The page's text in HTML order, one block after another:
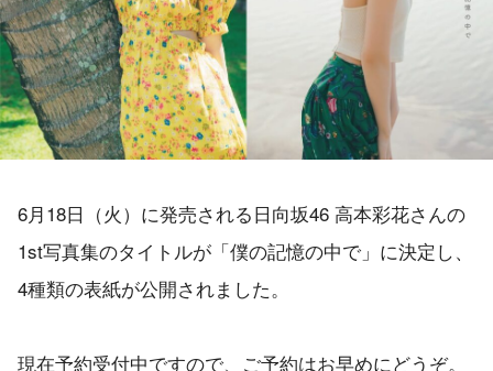
6月18日（火）に発売される日向坂46 高本彩花さんの
1st写真集のタイトルが「僕の記憶の中で」に決定し、
4種類の表紙が公開されました。
現在予約受付中ですので、ご予約はお早めにどうぞ。